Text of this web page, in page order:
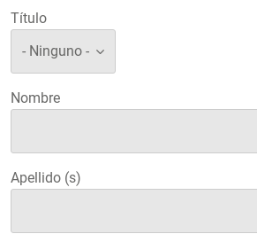
Título
Nombre
Apellido (s)